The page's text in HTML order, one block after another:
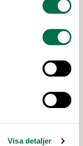
Visa detaljer